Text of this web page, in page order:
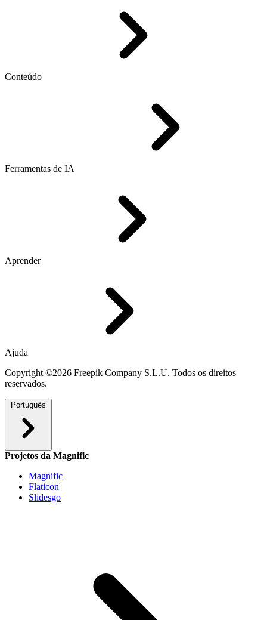
Conteúdo
Ferramentas de IA
Aprender
Ajuda
Copyright ©2026 Freepik Company S.L.U. Todos os direitos
reservados.
Português
Projetos da Magnific
Magnific
Flaticon
Slidesgo